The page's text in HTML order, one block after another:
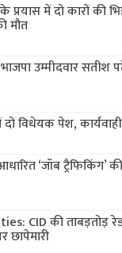
प्रयास में दो कारों
मौत
उम्मीदवार सतीश
विधेयक पेश,
‘जॉब
CID की ताबड़तोड़
छापेमारी